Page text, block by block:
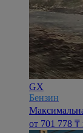
GX
Бензин
oт 701 778 ₸